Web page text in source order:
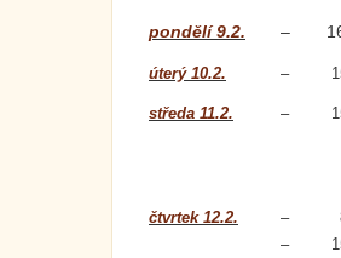
pondělí 9.2. –
úterý 10.2. –
středa 11.2. –
čtvrtek 12.2. –
–